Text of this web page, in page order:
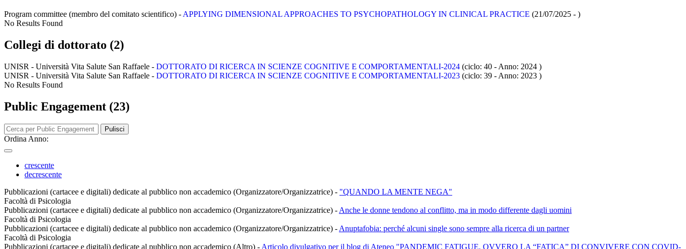
Program committee (membro del comitato scientifico) -APPLYING DIMENSIONAL APPROACHES TO PSYCHOPATHOLOGY IN CLINICAL PRACTICE (21/07/2025 - )
No Results Found
Collegi di dottorato (2)
UNISR - Università Vita Salute San Raffaele - DOTTORATO DI RICERCA IN SCIENZE COGNITIVE E COMPORTAMENTALI-2024 (ciclo: 40 - Anno: 2024 )
UNISR - Università Vita Salute San Raffaele - DOTTORATO DI RICERCA IN SCIENZE COGNITIVE E COMPORTAMENTALI-2023 (ciclo: 39 - Anno: 2023 )
No Results Found
Public Engagement (23)
Pulisci
Ordina Anno:
crescente
decrescente
Pubblicazioni (cartacee e digitali) dedicate al pubblico non accademico (Organizzatore/Organizzatrice) - "QUANDO LA MENTE NEGA"
Facoltà di Psicologia
Pubblicazioni (cartacee e digitali) dedicate al pubblico non accademico (Organizzatore/Organizzatrice) - Anche le donne tendono al conflitto, ma in modo differente dagli uomini
Facoltà di Psicologia
Pubblicazioni (cartacee e digitali) dedicate al pubblico non accademico (Organizzatore/Organizzatrice) - Anuptafobia: perché alcuni single sono sempre alla ricerca di un partner
Facoltà di Psicologia
Pubblicazioni (cartacee e digitali) dedicate al pubblico non accademico (Altro) - Articolo divulgativo per il blog di Ateneo "PANDEMIC FATIGUE, OVVERO LA “FATICA” DI CONVIVERE CON COVID-